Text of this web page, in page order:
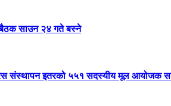
बैठक साउन २४ गते बस्ने
संस्थापन इतरको ५५१ सदस्यीय मूल आयोजक